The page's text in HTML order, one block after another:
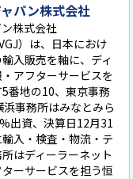
パン株式会社
株式会社
）は、日本におけ
入販売を軸に、ディ
アフターサービスを
番地の10、東京事務
事務所はみなとみら
出資、決算日12月31
入・検査・物流・テ
はディーラーネット
ーサービスを担う恒